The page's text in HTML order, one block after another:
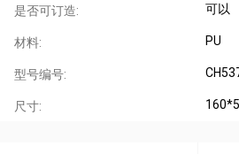
是否可订造: 可以
材料: PU
型号编号:
尺寸: